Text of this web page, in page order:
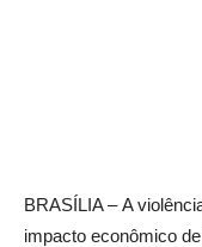
BRASÍLIA – A
impacto econômico de